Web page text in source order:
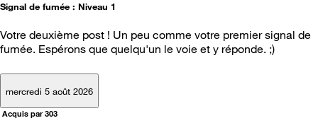
Signal de fumée : Niveau 1
Votre deuxième post ! Un peu comme votre premier signal de
fumée. Espérons que quelqu'un le voie et y réponde. ;)
mercredi 5 août 2026
Acquis par 303